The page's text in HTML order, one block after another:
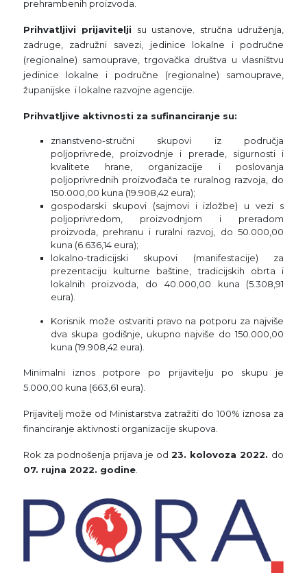
prehrambenih proizvoda.
Prihvatljivi prijavitelji su ustanove, stručna udruženja,
zadruge, zadružni savezi, jedinice lokalne i područne
(regionalne) samouprave, trgovačka društva u vlasništvu
jedinice lokalne i područne (regionalne) samouprave,
županijske i lokalne razvojne agencije.
Prihvatljive aktivnosti za sufinanciranje su:
znanstveno-stručni skupovi iz područja
poljoprivrede, proizvodnje i prerade, sigurnosti i
kvalitete hrane, organizacije i poslovanja
poljoprivrednih proizvođača te ruralnog razvoja, do
150.000,00 kuna (19.908,42 eura);
gospodarski skupovi (sajmovi i izložbe) u vezi s
poljoprivredom, proizvodnjom i preradom
proizvoda, prehranu i ruralni razvoj, do 50.000,00
kuna (6.636,14 eura);
lokalno-tradicijski skupovi (manifestacije) za
prezentaciju kulturne baštine, tradicijskih obrta i
lokalnih proizvoda, do 40.000,00 kuna (5.308,91
eura).
Korisnik može ostvariti pravo na potporu za najviše
dva skupa godišnje, ukupno najviše do 150.000,00
kuna (19.908,42 eura).
Minimalni iznos potpore po prijavitelju po skupu je
5.000,00 kuna (663,61 eura).
Prijavitelj može od Ministarstva zatražiti do 100% iznosa za
financiranje aktivnosti organizacije skupova.
Rok za podnošenja prijava je od23. kolovoza 2022. do
07. rujna 2022. godine.